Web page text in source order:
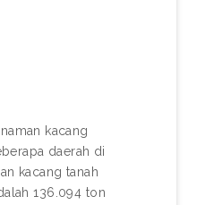
kacang
daerah di
kacang tanah
136.094 ton